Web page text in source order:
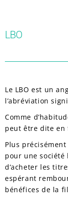
LBO
Le LBO est un
l’abréviation
Comme
peut être dite en
Plus
pour une société
d’acheter les
espérant
bénéfices de la